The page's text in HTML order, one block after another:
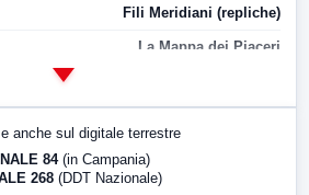
Fili Meridiani (repliche)
La Mappa dei Piaceri
e anche sul digitale terrestre
84 (in Campania)
268 (DDT Nazionale)